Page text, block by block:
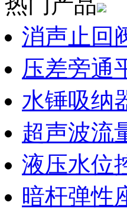
消声止回
压差旁通
水锤吸纳
超声波流
液压水位
暗杆弹性